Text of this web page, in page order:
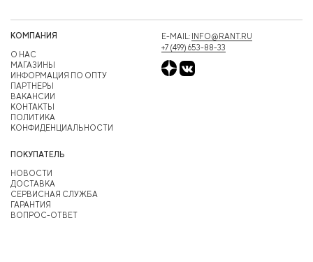
КОМПАНИЯ
О НАС
МАГАЗИНЫ
ИНФОРМАЦИЯ ПО ОПТУ
ПАРТНЕРЫ
ВАКАНСИИ
КОНТАКТЫ
ПОЛИТИКА
КОНФИДЕНЦИАЛЬНОСТИ
ПОКУПАТЕЛЬ
НОВОСТИ
ДОСТАВКА
СЕРВИСНАЯ СЛУЖБА
ГАРАНТИЯ
ВОПРОС-ОТВЕТ
E-MAIL: INFO@RANT.RU
+7 (499) 653-88-33